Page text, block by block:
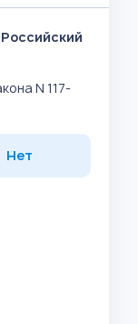
N 117-
Нет